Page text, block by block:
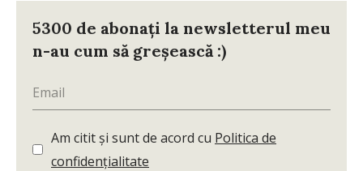
5300 de abonați la newsletterul meu
n-au cum să greșească :)
Am citit și sunt de acord cu Politica de
confidențialitate